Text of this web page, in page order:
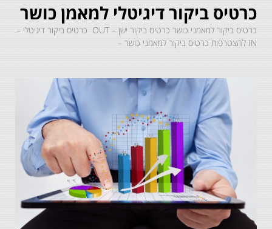
כרטיס ביקור דיגיטלי למאמן כושר
כרטיס ביקור למאמני כושר כרטיס ביקור ישן – OUT כרטיס ביקור דיגיטלי –
IN להצטרפות כרטיס ביקור למאמני כושר –